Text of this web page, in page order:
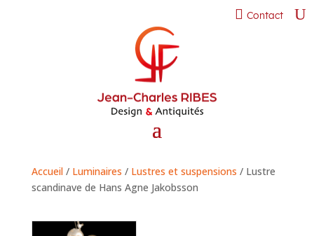
Contact
Accueil/ Luminaires / Lustres et suspensions / Lustre
scandinave de Hans Agne Jakobsson